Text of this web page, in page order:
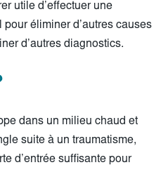
utile d’effectuer une
éliminer d’autres causes
d’autres diagnostics.
dans un milieu chaud et
suite à un traumatisme,
d’entrée suffisante pour